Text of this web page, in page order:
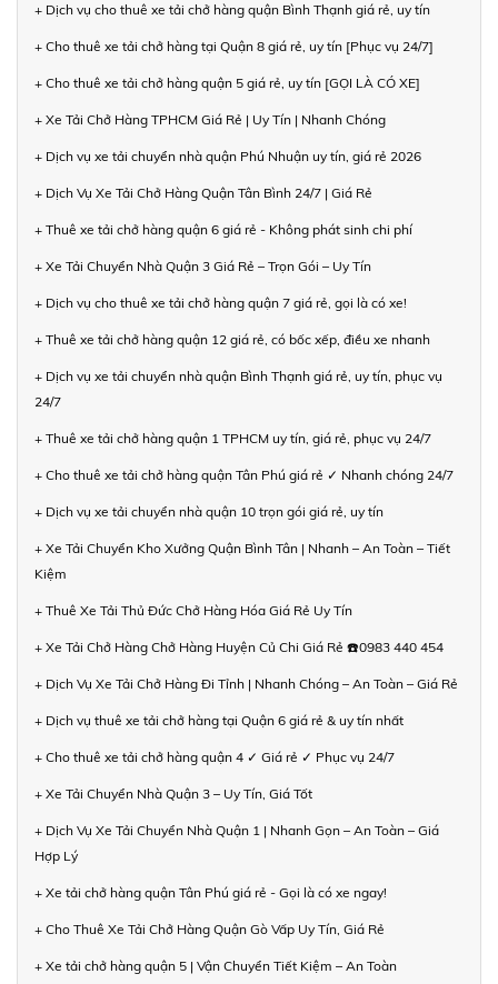
+ Dịch vụ cho thuê xe tải chở hàng quận Bình Thạnh giá rẻ, uy tín
+ Cho thuê xe tải chở hàng tại Quận 8 giá rẻ, uy tín [Phục vụ 24/7]
+ Cho thuê xe tải chở hàng quận 5 giá rẻ, uy tín [GỌI LÀ CÓ XE]
+ Xe Tải Chở Hàng TPHCM Giá Rẻ | Uy Tín | Nhanh Chóng
+ Dịch vụ xe tải chuyển nhà quận Phú Nhuận uy tín, giá rẻ 2026
+ Dịch Vụ Xe Tải Chở Hàng Quận Tân Bình 24/7 | Giá Rẻ
+ Thuê xe tải chở hàng quận 6 giá rẻ - Không phát sinh chi phí
+ Xe Tải Chuyển Nhà Quận 3 Giá Rẻ – Trọn Gói – Uy Tín
+ Dịch vụ cho thuê xe tải chở hàng quận 7 giá rẻ, gọi là có xe!
+ Thuê xe tải chở hàng quận 12 giá rẻ, có bốc xếp, điều xe nhanh
+ Dịch vụ xe tải chuyển nhà quận Bình Thạnh giá rẻ, uy tín, phục vụ
24/7
+ Thuê xe tải chở hàng quận 1 TPHCM uy tín, giá rẻ, phục vụ 24/7
+ Cho thuê xe tải chở hàng quận Tân Phú giá rẻ ✓ Nhanh chóng 24/7
+ Dịch vụ xe tải chuyển nhà quận 10 trọn gói giá rẻ, uy tín
+ Xe Tải Chuyển Kho Xưởng Quận Bình Tân | Nhanh – An Toàn – Tiết
Kiệm
+ Thuê Xe Tải Thủ Đức Chở Hàng Hóa Giá Rẻ Uy Tín
+ Xe Tải Chở Hàng Chở Hàng Huyện Củ Chi Giá Rẻ ☎️0983 440 454
+ Dịch Vụ Xe Tải Chở Hàng Đi Tỉnh | Nhanh Chóng – An Toàn – Giá Rẻ
+ Dịch vụ thuê xe tải chở hàng tại Quận 6 giá rẻ & uy tín nhất
+ Cho thuê xe tải chở hàng quận 4 ✓ Giá rẻ ✓ Phục vụ 24/7
+ Xe Tải Chuyển Nhà Quận 3 – Uy Tín, Giá Tốt
+ Dịch Vụ Xe Tải Chuyển Nhà Quận 1 | Nhanh Gọn – An Toàn – Giá
Hợp Lý
+ Xe tải chở hàng quận Tân Phú giá rẻ - Gọi là có xe ngay!
+ Cho Thuê Xe Tải Chở Hàng Quận Gò Vấp Uy Tín, Giá Rẻ
+ Xe tải chở hàng quận 5 | Vận Chuyển Tiết Kiệm – An Toàn